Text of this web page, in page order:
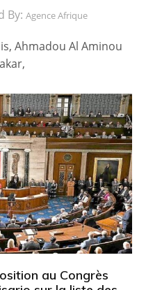
By: Agence Afrique
Ahmadou Al Aminou
au Congrès